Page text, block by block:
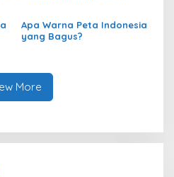
Apa Warna Peta Indonesia
yang Bagus?
More